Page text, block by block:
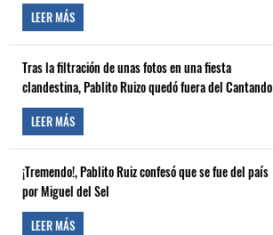
LEER MÁS
Tras la filtración de unas fotos en una fiesta
clandestina, Pablito Ruizo quedó fuera del Cantando
LEER MÁS
¡Tremendo!, Pablito Ruiz confesó que se fue del país
por Miguel del Sel
LEER MÁS